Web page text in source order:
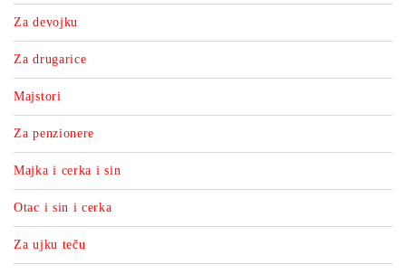
Za devojku
Za drugarice
Majstori
Za penzionere
Majka i cerka i sin
Otac i sin i cerka
Za ujku teču